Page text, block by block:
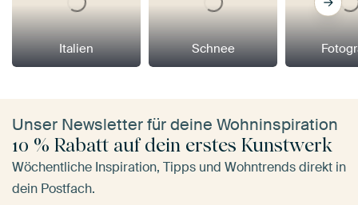
Italien Schnee
Unser Newsletter für deine Wohninspiration
10 % Rabatt auf dein erstes Kunstwerk
Wöchentliche Inspiration, Tipps und Wohntrends direkt in
dein Postfach.